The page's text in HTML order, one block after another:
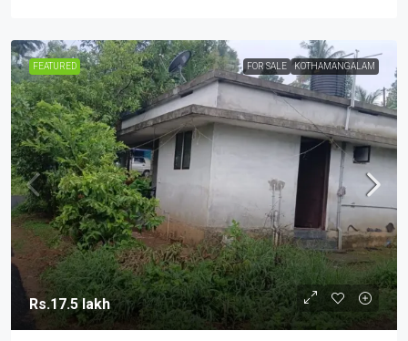
FEATURED FOR SALE KOTHAMANGALAM
Rs.17.5 lakh